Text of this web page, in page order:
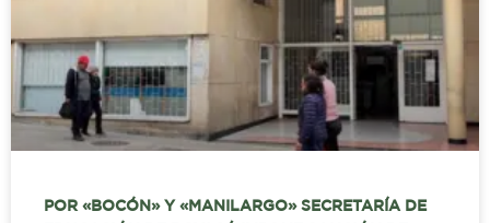
POR «BOCÓN» Y «MANILARGO» SECRETARÍA DE